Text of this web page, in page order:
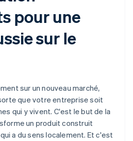
pour une
sur le
sur un nouveau marché,
que votre entreprise soit
qui y vivent. C'est le but de la
un produit construit
a du sens localement. Et c'est